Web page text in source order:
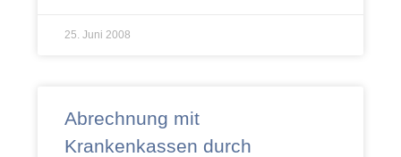
25. Juni 2008
Abrechnung mit
Krankenkassen durch